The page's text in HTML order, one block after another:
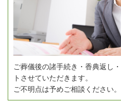
ご葬儀後の諸手続き・香典返し
トさせていただきます。
ご不明点は予めご相談ください。